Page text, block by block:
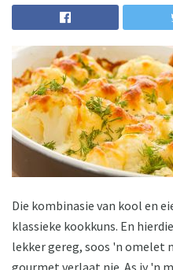
Die kombinasie van kool en
klassieke kookkuns. En
lekker gereg, soos 'n omelet
gourmet verlaat nie. As jy 'n